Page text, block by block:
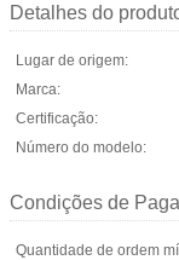
Detalhes do
Lugar de origem:
Marca:
Certificação:
Número do modelo:
Condições de
Quantidade de ordem